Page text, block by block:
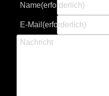
Name(erforderlich)
E-Mail (erforderlich)
Nachricht